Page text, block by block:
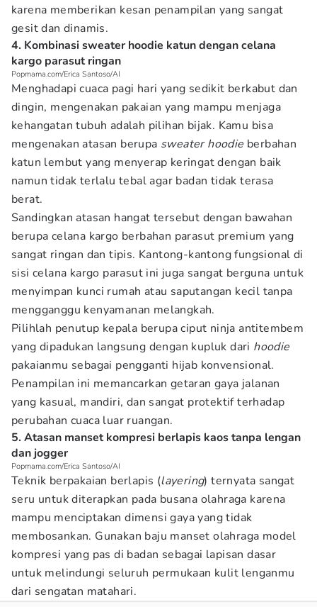
karena memberikan kesan penampilan yang sangat
gesit dan dinamis.
4. Kombinasi sweater hoodie katun dengan celana
kargo parasut ringan
Popmama.com/Erica Santoso/AI
Menghadapi cuaca pagi hari yang sedikit berkabut dan
dingin, mengenakan pakaian yang mampu menjaga
kehangatan tubuh adalah pilihan bijak. Kamu bisa
mengenakan atasan berupa sweater hoodie berbahan
katun lembut yang menyerap keringat dengan baik
namun tidak terlalu tebal agar badan tidak terasa
berat.
Sandingkan atasan hangat tersebut dengan bawahan
berupa celana kargo berbahan parasut premium yang
sangat ringan dan tipis. Kantong-kantong fungsional di
sisi celana kargo parasut ini juga sangat berguna untuk
menyimpan kunci rumah atau saputangan kecil tanpa
mengganggu kenyamanan melangkah.
Pilihlah penutup kepala berupa ciput ninja antitembem
yang dipadukan langsung dengan kupluk dari hoodie
pakaianmu sebagai pengganti hijab konvensional.
Penampilan ini memancarkan getaran gaya jalanan
yang kasual, mandiri, dan sangat protektif terhadap
perubahan cuaca luar ruangan.
5. Atasan manset kompresi berlapis kaos tanpa lengan
dan jogger
Popmama.com/Erica Santoso/AI
Teknik berpakaian berlapis (layering) ternyata sangat
seru untuk diterapkan pada busana olahraga karena
mampu menciptakan dimensi gaya yang tidak
membosankan. Gunakan baju manset olahraga model
kompresi yang pas di badan sebagai lapisan dasar
untuk melindungi seluruh permukaan kulit lenganmu
dari sengatan matahari.